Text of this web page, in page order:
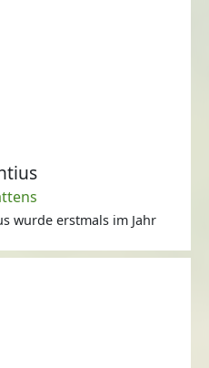
wurde erstmals im Jahr